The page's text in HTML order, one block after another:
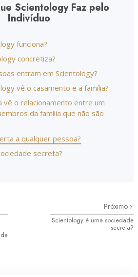
Scientology Faz pelo
Indivíduo
funciona?
concretiza?
entram em Scientology?
vê o casamento e a família?
vê o relacionamento entre um
da família que não são
a qualquer pessoa?
secreta?
Próximo
Scientology é uma sociedade
secreta?